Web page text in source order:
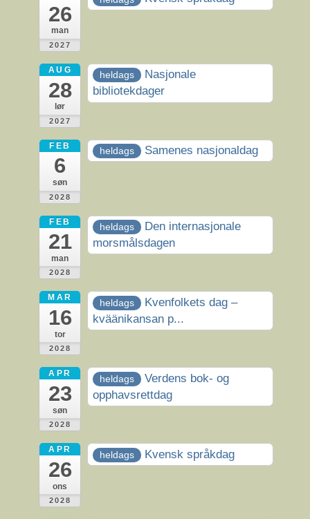
26
man
2027
AUG
28
lør
2027
heldags
Nasjonale
bibliotekdager
FEB
6
søn
2028
heldags Samenes nasjonaldag
FEB
21
man
2028
heldags
Den internasjonale
morsmålsdagen
MAR
16
tor
2028
heldags
Kvenfolkets dag –
kväänikansan p...
APR
23
søn
2028
heldags
Verdens bok- og
opphavsrettdag
APR
26
ons
2028
heldags Kvensk språkdag